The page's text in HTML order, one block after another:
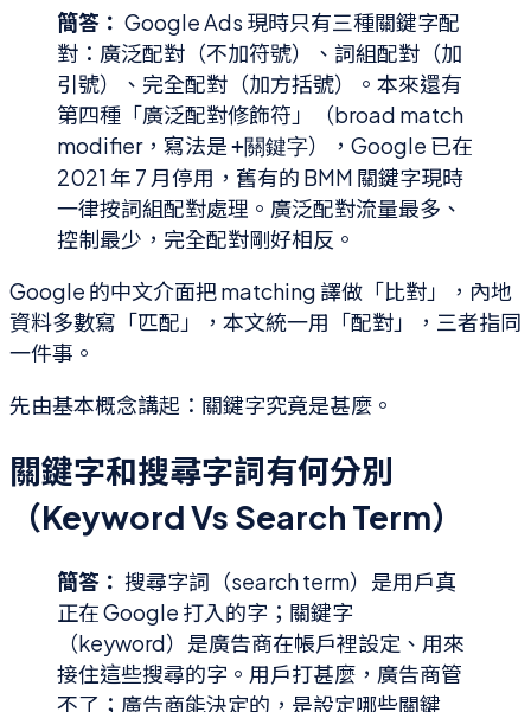
簡答： Google Ads 現時只有三種關鍵字配
對：廣泛配對（不加符號）、詞組配對（加
引號）、完全配對（加方括號）。本來還有
第四種「廣泛配對修飾符」（broad match
modifier，寫法是+關鍵字），Google 已在
2021 年 7 月停用，舊有的 BMM 關鍵字現時
一律按詞組配對處理。廣泛配對流量最多、
控制最少，完全配對剛好相反。
Google 的中文介面把 matching 譯做「比對」，內地
資料多數寫「匹配」，本文統一用「配對」，三者指同
一件事。
先由基本概念講起：關鍵字究竟是甚麼。
關鍵字和搜尋字詞有何分別
（Keyword Vs Search Term）
簡答： 搜尋字詞（search term）是用戶真
正在 Google 打入的字；關鍵字
（keyword）是廣告商在帳戶裡設定、用來
接住這些搜尋的字。用戶打甚麼，廣告商管
不了；廣告商能決定的，是設定哪些關鍵